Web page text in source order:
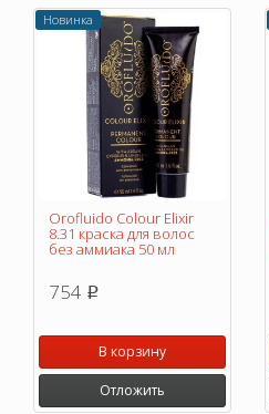
Новинка
Orofluido Colour Elixir
8.31 краска для волос
без аммиака 50 мл
754 p
В корзину
Отложить